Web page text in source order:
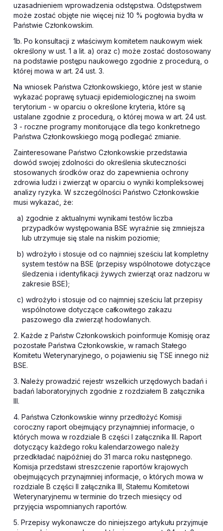
uzasadnieniem wprowadzenia odstępstwa. Odstępstwem
może zostać objęte nie więcej niż 10 % pogłowia bydła w
Państwie Członkowskim.
1b. Po konsultacji z właściwym komitetem naukowym wiek
określony w ust. 1 a lit. a) oraz c) może zostać dostosowany
na podstawie postępu naukowego zgodnie z procedurą, o
której mowa w art. 24 ust. 3.
Na wniosek Państwa Członkowskiego, które jest w stanie
wykazać poprawę sytuacji epidemiologicznej na swoim
terytorium - w oparciu o określone kryteria, które są
ustalane zgodnie z procedurą, o której mowa w art. 24 ust.
3 - roczne programy monitorujące dla tego konkretnego
Państwa Członkowskiego mogą podlegać zmianie.
Zainteresowane Państwo Członkowskie przedstawia
dowód swojej zdolności do określenia skuteczności
stosowanych środków oraz do zapewnienia ochrony
zdrowia ludzi i zwierząt w oparciu o wyniki kompleksowej
analizy ryzyka. W szczególności Państwo Członkowskie
musi wykazać, że:
a) zgodnie z aktualnymi wynikami testów liczba
przypadków występowania BSE wyraźnie się zmniejsza
lub utrzymuje się stale na niskim poziomie;
b) wdrożyło i stosuje od co najmniej sześciu lat kompletny
system testów na BSE (przepisy wspólnotowe dotyczące
śledzenia i identyfikacji żywych zwierząt oraz nadzoru w
zakresie BSE);
c) wdrożyło i stosuje od co najmniej sześciu lat przepisy
wspólnotowe dotyczące całkowitego zakazu
paszowego dla zwierząt hodowlanych.
2. Każde z Państw Członkowskich poinformuje Komisję oraz
pozostałe Państwa Członkowskie, w ramach Stałego
Komitetu Weterynaryjnego, o pojawieniu się TSE innego niż
BSE.
3. Należy prowadzić rejestr wszelkich urzędowych badań i
badań laboratoryjnych zgodnie z rozdziałem B załącznika
III.
4. Państwa Członkowskie winny przedłożyć Komisji
coroczny raport obejmujący przynajmniej informacje, o
których mowa w rozdziale B części I załącznika III. Raport
dotyczący każdego roku kalendarzowego należy
przedkładać najpóźniej do 31 marca roku następnego.
Komisja przedstawi streszczenie raportów krajowych
obejmujących przynajmniej informacje, o których mowa w
rozdziale B części II załącznika III, Stałemu Komitetowi
Weterynaryjnemu w terminie do trzech miesięcy od
przyjęcia wspomnianych raportów.
5. Przepisy wykonawcze do niniejszego artykułu przyjmuje